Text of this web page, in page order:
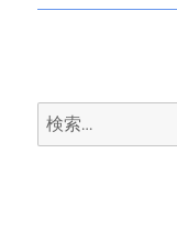
ゲ
検
索: